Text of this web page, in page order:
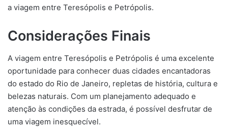
a viagem entre Teresópolis e Petrópolis.
Considerações Finais
A viagem entre Teresópolis e Petrópolis é uma excelente
oportunidade para conhecer duas cidades encantadoras
do estado do Rio de Janeiro, repletas de história, cultura e
belezas naturais. Com um planejamento adequado e
atenção às condições da estrada, é possível desfrutar de
uma viagem inesquecível.